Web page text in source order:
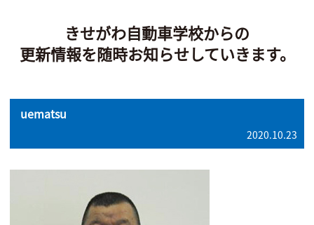
きせがわ自動車学校からの
更新情報を随時お知らせしていきます。
uematsu
2020.10.23